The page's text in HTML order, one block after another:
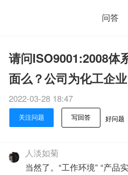
问答
请问ISO9001:2008体
面么？公司为化工企业
2022-03-28 18:47
关注问题 写回答 好问题
人淡如菊
当然了。“工作环境” “产品